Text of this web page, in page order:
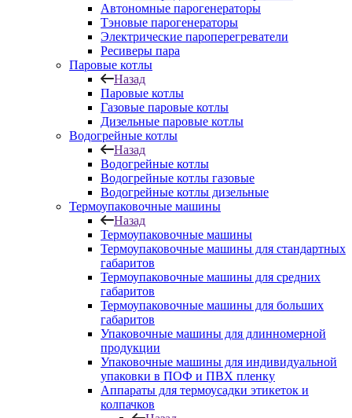
Автономные парогенераторы
Тэновые парогенераторы
Электрические пароперегреватели
Ресиверы пара
Паровые котлы
Назад
Паровые котлы
Газовые паровые котлы
Дизельные паровые котлы
Водогрейные котлы
Назад
Водогрейные котлы
Водогрейные котлы газовые
Водогрейные котлы дизельные
Термоупаковочные машины
Назад
Термоупаковочные машины
Термоупаковочные машины для стандартных
габаритов
Термоупаковочные машины для средних
габаритов
Термоупаковочные машины для больших
габаритов
Упаковочные машины для длинномерной
продукции
Упаковочные машины для индивидуальной
упаковки в ПОФ и ПВХ пленку
Аппараты для термоусадки этикеток и
колпачков